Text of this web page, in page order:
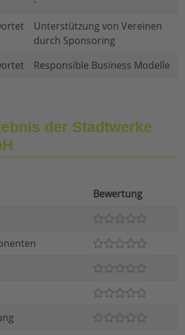
Unterstützung von Vereinen
durch Sponsoring
Responsible Business Modelle
der Stadtwerke
Bewertung